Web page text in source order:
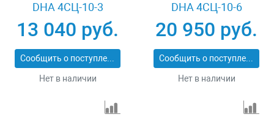
DHA 4СЦ-10-3
13 040 руб.
Сообщить о поступлении
Нет в наличии
DHA 4СЦ-10-6
20 950 руб.
Сообщить о поступлении
Нет в наличии